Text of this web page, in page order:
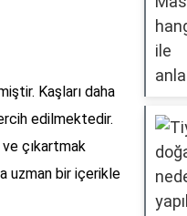
Kaşları daha
edilmektedir.
çıkartmak
uzman bir içerikle